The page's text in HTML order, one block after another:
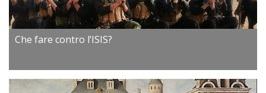
Che fare contro l’ISIS?